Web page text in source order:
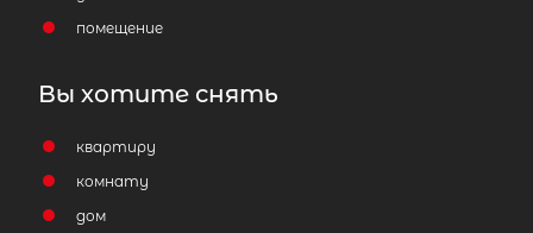
помещение
Вы хотите снять
квартиру
комнату
дом